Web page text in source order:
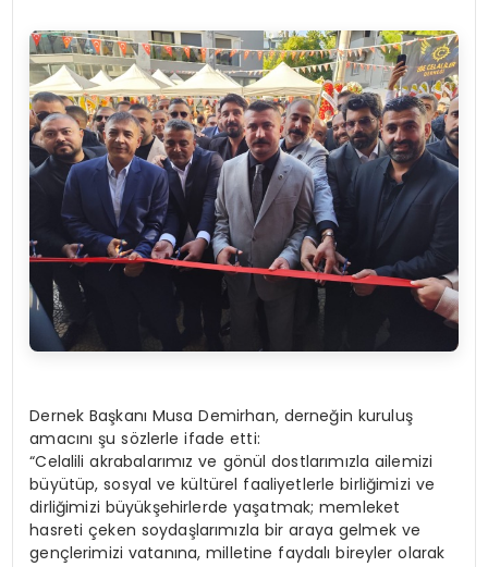
Dernek Başkanı Musa Demirhan, derneğin kuruluş
amacını şu sözlerle ifade etti:
“Celalili akrabalarımız ve gönül dostlarımızla ailemizi
büyütüp, sosyal ve kültürel faaliyetlerle birliğimizi ve
dirliğimizi büyükşehirlerde yaşatmak; memleket
hasreti çeken soydaşlarımızla bir araya gelmek ve
gençlerimizi vatanına, milletine faydalı bireyler olarak